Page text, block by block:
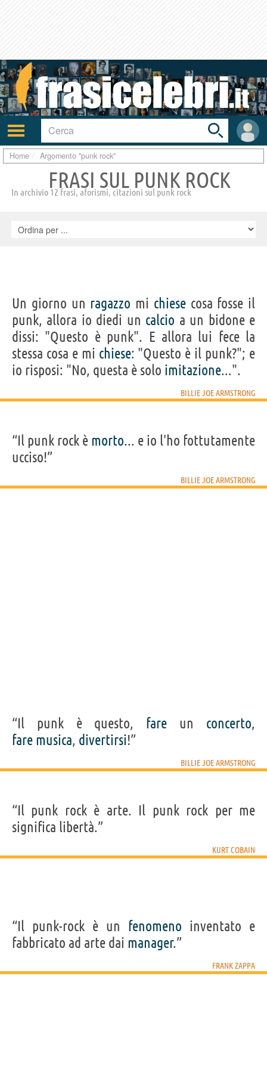
Attiva/disattiva
navigazione
User
area
Toggle
search
bar
Home Argomento "punk rock"
FRASI SUL PUNK ROCK
In archivio 12 frasi, aforismi, citazioni sul punk rock
Un giorno un ragazzo mi chiesecosa fosse il
punk, allora io diedi un calcio a un bidone e
dissi: "Questo è punk". E allora lui fece la
stessa cosa e mi chiese: "Questo è il punk?"; e
io risposi: "No, questa è solo imitazione...".
BILLIE JOE ARMSTRONG
“Il punk rock è morto... e io l'ho fottutamente
ucciso!”
BILLIE JOE ARMSTRONG
“Il punk è questo, fare un concerto,
fare musica, divertirsi!”
BILLIE JOE ARMSTRONG
“Il punk rock è arte. Il punk rock per me
significa libertà.”
KURT COBAIN
“Il punk-rock è un fenomeno inventato e
fabbricato ad arte dai manager.”
FRANK ZAPPA